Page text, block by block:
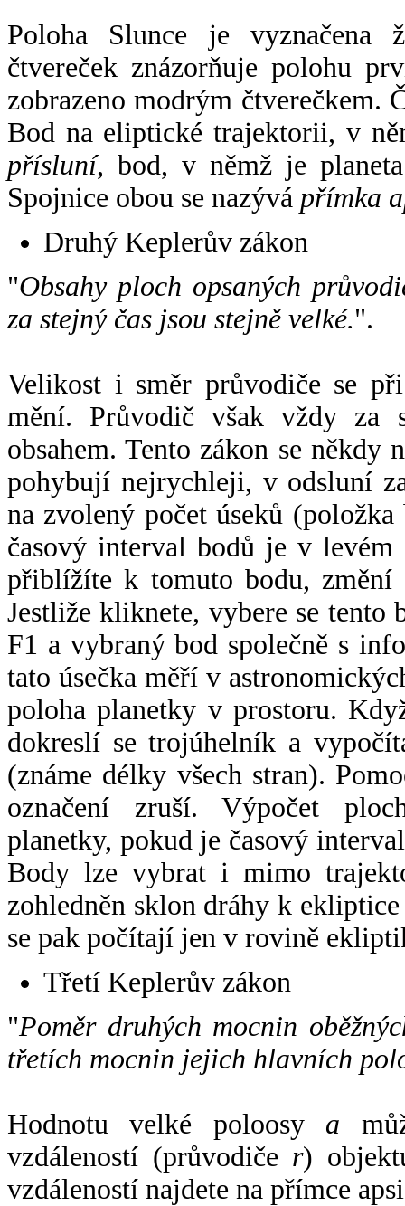
Poloha Slunce je vyznačena
čtvereček znázorňuje polohu
zobrazeno modrým čtverečkem.
Bod na eliptické trajektorii, v
přísluní, bod, v němž je
Spojnice obou se nazývá přímka
Druhý Keplerův zákon
"Obsahy ploch opsaných
za stejný čas jsou stejně velké.".
Velikost i směr průvodiče se
mění. Průvodič však vždy za
obsahem. Tento zákon se někdy
pohybují nejrychleji, v odsluní
na zvolený počet úseků
časový interval bodů je v
přiblížíte k tomuto bodu,
Jestliže kliknete, vybere se tento
F1 a vybraný bod společně s
tato úsečka měří v
poloha planetky v prostoru.
dokreslí se trojúhelník a
(známe délky všech stran).
označení zruší. Výpočet
planetky, pokud je časový
Body lze vybrat i mimo
zohledněn sklon dráhy k
se pak počítají jen v rovině
Třetí Keplerův zákon
"Poměr druhých mocnin
třetích mocnin jejich hlavních
Hodnotu velké poloosy a
vzdáleností (průvodiče r)
vzdáleností najdete na přímce